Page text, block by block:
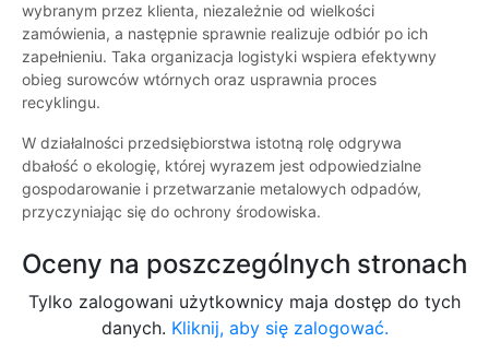
wybranym przez klienta, niezależnie od wielkości
zamówienia, a następnie sprawnie realizuje odbiór po ich
zapełnieniu. Taka organizacja logistyki wspiera efektywny
obieg surowców wtórnych oraz usprawnia proces
recyklingu.
W działalności przedsiębiorstwa istotną rolę odgrywa
dbałość o ekologię, której wyrazem jest odpowiedzialne
gospodarowanie i przetwarzanie metalowych odpadów,
przyczyniając się do ochrony środowiska.
Oceny na poszczególnych stronach
Tylko zalogowani użytkownicy maja dostęp do tych
danych. Kliknij, aby się zalogować.